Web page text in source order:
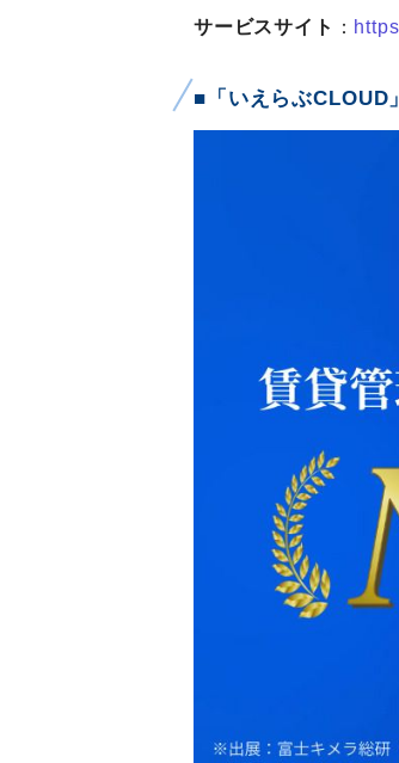
サービスサイト
：
■「いえらぶCLOUD